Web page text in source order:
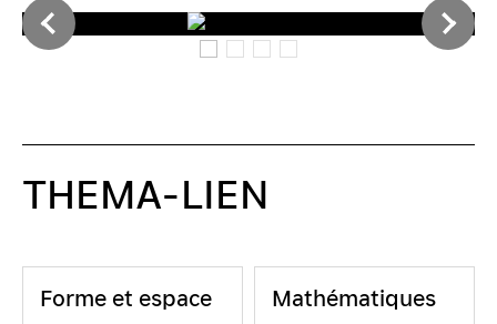
THEMA-LIEN
Forme et espace Mathématiques